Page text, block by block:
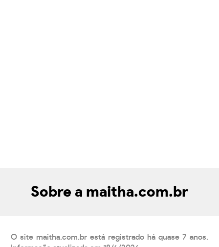
Sobre a maitha.com.br
O site maitha.com.br está registrado há quase 7 anos.